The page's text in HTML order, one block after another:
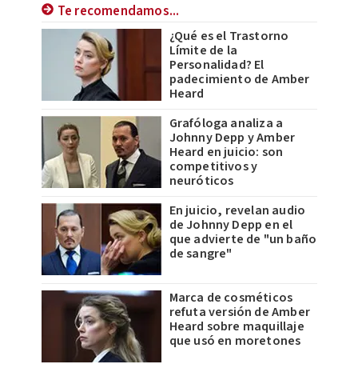
Te recomendamos...
¿Qué es el Trastorno
Límite de la
Personalidad? El
padecimiento de Amber
Heard
Grafóloga analiza a
Johnny Depp y Amber
Heard en juicio: son
competitivos y
neuróticos
En juicio, revelan audio
de Johnny Depp en el
que advierte de "un baño
de sangre"
Marca de cosméticos
refuta versión de Amber
Heard sobre maquillaje
que usó en moretones